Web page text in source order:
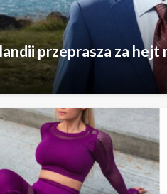
przeprasza za hejt